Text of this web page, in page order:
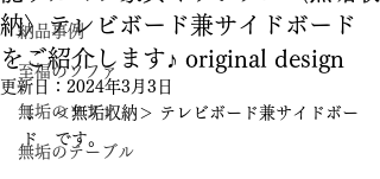
納品事例
至福のソファ
無垢のソファ
無垢のテーブル
納〉テレビボード兼サイドボード
をご紹介します♪ original design
更新日： 2024年3月3日
↓　＜無垢収納＞ テレビボード兼サイドボー
ド　です。